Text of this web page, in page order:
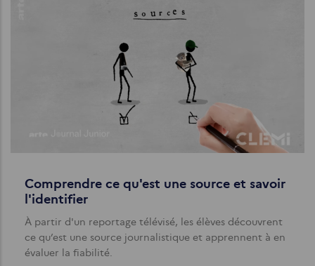
Comprendre ce qu'est une source et savoir
l'identifier
À partir d'un reportage télévisé, les élèves découvrent
ce qu’est une source journalistique et apprennent à en
évaluer la fiabilité.